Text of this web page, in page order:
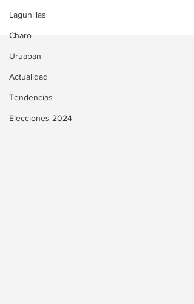
Lagunillas
Charo
Uruapan
Actualidad
Tendencias
Elecciones 2024